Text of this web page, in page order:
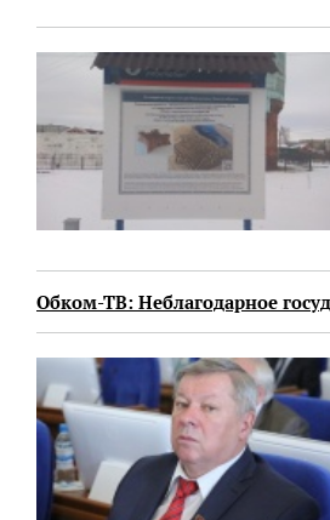
Обком-ТВ: Неблагодарное